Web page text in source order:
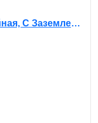
РОЗЕТКА Schneider Prima, Двойная, С Заземлением, С Шторками, с/у, RS16-007